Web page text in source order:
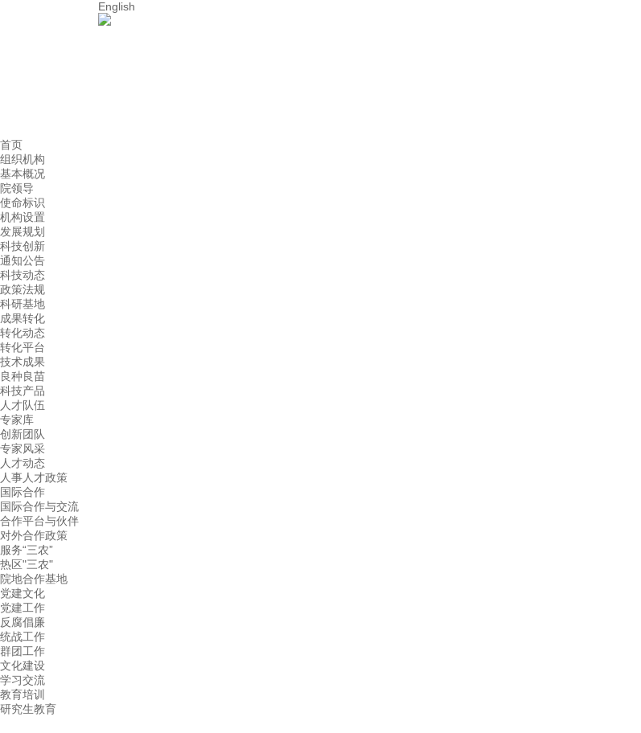
English
首页
组织机构
基本概况
院领导
使命标识
机构设置
发展规划
科技创新
通知公告
科技动态
政策法规
科研基地
成果转化
转化动态
转化平台
技术成果
良种良苗
科技产品
人才队伍
专家库
创新团队
专家风采
人才动态
人事人才政策
国际合作
国际合作与交流
合作平台与伙伴
对外合作政策
服务“三农”
热区"三农"
院地合作基地
党建文化
党建工作
反腐倡廉
统战工作
群团工作
文化建设
学习交流
教育培训
研究生教育